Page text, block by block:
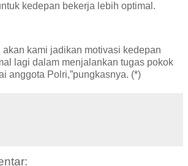
kedepan bekerja lebih optimal.
akan kami jadikan motivasi kedepan
lagi dalam menjalankan tugas pokok
anggota Polri,”pungkasnya. (*)